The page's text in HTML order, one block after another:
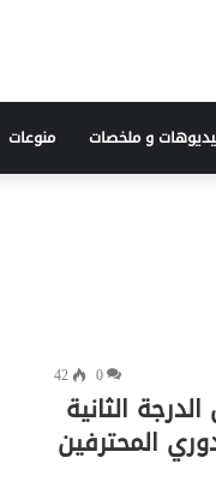
و ملخصات منوعات
0
42
من الدرجة الثانية
المحترفين